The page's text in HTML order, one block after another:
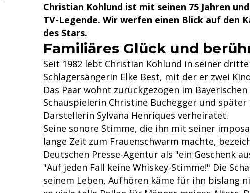
Christian Kohlund ist mit seinen 75 Jahren
TV-Legende. Wir werfen einen Blick auf den
des Stars.
Familiäres Glück und
Seit 1982 lebt Christian Kohlund in seiner
Schlagersängerin Elke Best, mit der er zwei
Das Paar wohnt zurückgezogen im
Schauspielerin Christine Buchegger und
Darstellerin Sylvana Henriques verheiratet.
Seine sonore Stimme, die ihn mit seiner
lange Zeit zum Frauenschwarm machte,
Deutschen Presse-Agentur als "ein Geschenk
"Auf jeden Fall keine Whiskey-Stimme!" Die
seinem Leben, Aufhören käme für ihn bislang